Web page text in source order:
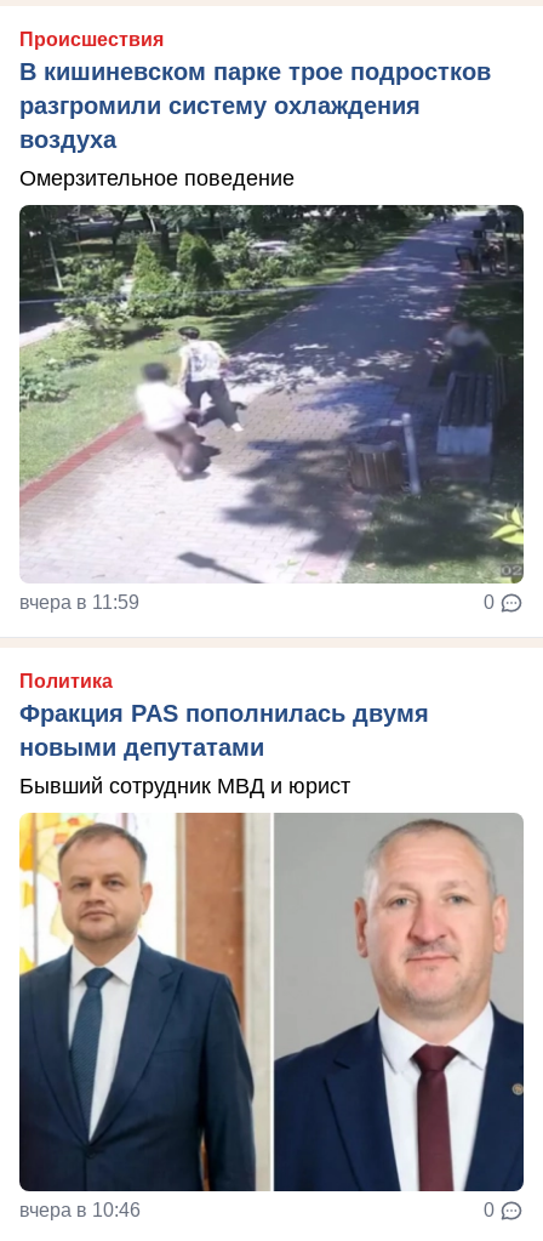
Происшествия
В кишиневском парке трое подростков
разгромили систему охлаждения
воздуха
Омерзительное поведение
вчера в 11:59 0
Политика
Фракция PAS пополнилась двумя
новыми депутатами
Бывший сотрудник МВД и юрист
вчера в 10:46 0